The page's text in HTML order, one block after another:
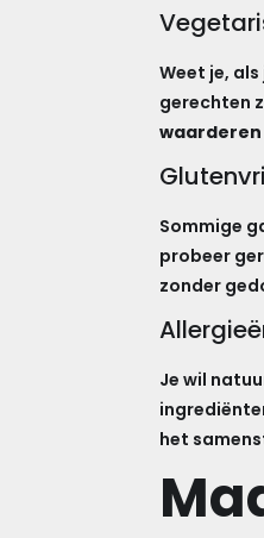
Weet je,
gerechten
Sommige
probeer
zonder
Je wil
het